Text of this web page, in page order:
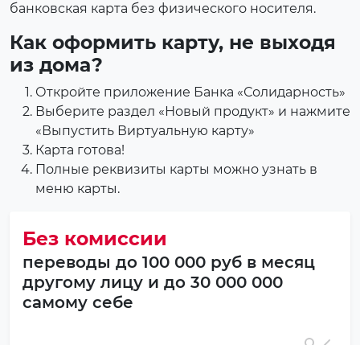
банковская карта без физического носителя.
Как оформить карту, не выходя
из дома?
Откройте приложение Банка «Солидарность»
Выберите раздел «Новый продукт» и нажмите
«Выпустить Виртуальную карту»
Карта готова!
Полные реквизиты карты можно узнать в
меню карты.
Без комиссии
переводы до 100 000 руб в месяц
другому лицу и до 30 000 000
самому себе